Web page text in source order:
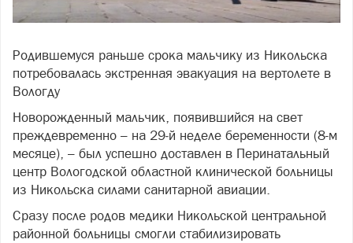
Родившемуся раньше срока мальчику из Никольска
потребовалась экстренная эвакуация на вертолете в
Вологду
Новорожденный мальчик, появившийся на свет
преждевременно – на 29‑й неделе беременности (8-м
месяце), – был успешно доставлен в Перинатальный
центр Вологодской областной клинической больницы
из Никольска силами санитарной авиации.
Сразу после родов медики Никольской центральной
районной больницы смогли стабилизировать